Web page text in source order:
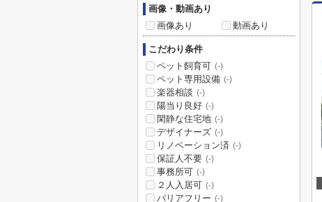
画像・動画あり
画像あり
動画あり
こだわり条件
ペット飼育可 (-)
ペット専用設備 (-)
楽器相談 (-)
陽当り良好 (-)
閑静な住宅地 (-)
デザイナーズ (-)
リノベーション済 (-)
保証人不要 (-)
事務所可 (-)
２人入居可 (-)
バリアフリー (-)